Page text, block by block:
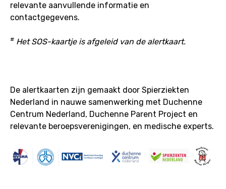
relevante aanvullende informatie en
contactgegevens.
# Het SOS-kaartje is afgeleid van de alertkaart.
De alertkaarten zijn gemaakt door Spierziekten
Nederland in nauwe samenwerking met Duchenne
Centrum Nederland, Duchenne Parent Project en
relevante beroepsverenigingen, en medische experts.